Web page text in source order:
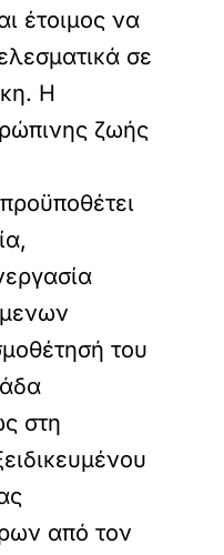
έτοιμος να
σε
Η
ζωής
του
στη
από τον